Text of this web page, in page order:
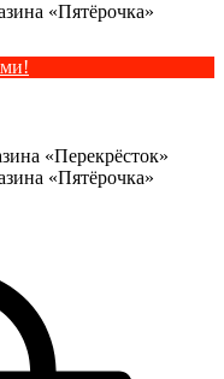
«Пятёрочка»
«Перекрёсток»
«Пятёрочка»